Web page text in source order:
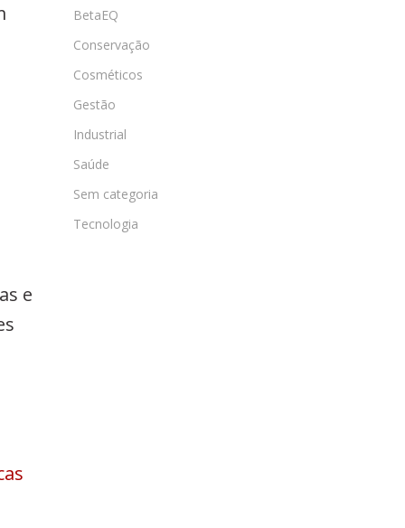
e
BetaEQ
Conservação
Cosméticos
Gestão
Industrial
Saúde
Sem categoria
Tecnologia